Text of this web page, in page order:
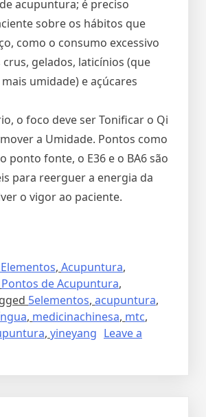
acupuntura; é preciso
sobre os hábitos que
como o consumo excessivo
gelados, laticínios (que
umidade) e açúcares
o foco deve ser Tonificar o Qi
a Umidade. Pontos como
ponto fonte, o E36 e o BA6 são
para reerguer a energia da
o vigor ao paciente.
, Acupuntura,
Pontos de Acupuntura,
5elementos, acupuntura,
, medicinachinesa, mtc,
, yineyang Leave a